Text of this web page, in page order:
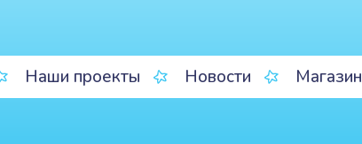
Наши проекты Новости Магазин